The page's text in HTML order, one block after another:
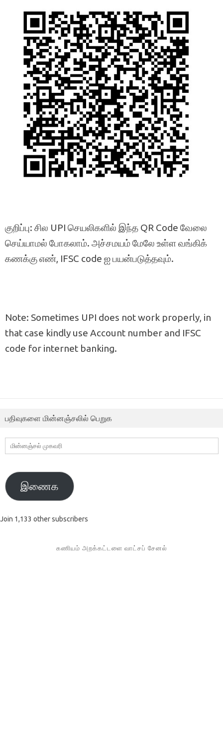
குறிப்பு: சில UPI செயலிகளில் இந்த QR Code வேலை
செய்யாமல் போகலாம். அச்சமயம் மேலே உள்ள வங்கிக்
கணக்கு எண், IFSC code ஐ பயன்படுத்தவும்.
Note: Sometimes UPI does not work properly, in
that case kindly use Account number and IFSC
code for internet banking.
பதிவுகளை மின்னஞ்சலில் பெறுக
மின்னஞ்சல்
முகவரி
இணைக
Join 1,133 other subscribers
கணியம் அறக்கட்டளை வாட்சப் சேனல்